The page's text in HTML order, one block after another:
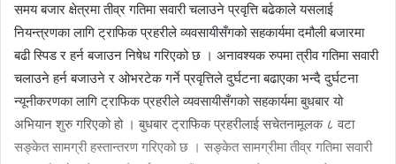
समय बजार क्षेत्रमा तीव्र गतिमा सवारी चलाउने प्रवृत्ति बढेकाले यसलाई
नियन्त्रणका लागि ट्राफिक प्रहरीले व्यवसायीसँगको सहकार्यमा दमौली बजारमा
बढी स्पिड र हर्न बजाउन निषेध गरिएको छ । अनावश्यक रुपमा त्रीव गतिमा सवारी
चलाउने हर्न बजाउने र ओभरटेक गर्ने प्रवृत्तिले दुर्घटना बढाएका भन्दै दुर्घटना
न्यूनीकरणका लागि ट्राफिक प्रहरीले व्यवसायीसँगको सहकार्यमा बुधबार यो
अभियान शुरु गरिएको हो । बुधबार ट्राफिक प्रहरीलाई सचेतनामूलक ८ वटा
सङ्केत सामग्री हस्तान्तरण गरिएको छ । सङ्केत सामग्रीमा तीव्र गतिमा सवारी